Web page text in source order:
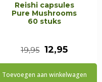
Reishi capsules
Pure Mushrooms
60 stuks
19,95
prijs
12,95
prijs
Toevoegen aan winkelwagen